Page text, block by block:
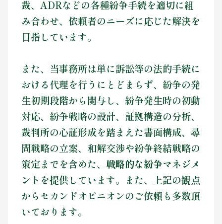
裁、ADRなどの各種紛争手続を適切に組
み合わせ、依頼者のニーズに応じた解決を
目指しています。
また、当事務所は単に訴訟等の法的手続に
おける代理を行うにとどまらず、紛争の発
生初期段階から関与し、紛争発生時の初動
対応、紛争戦略の設計、証拠構造の分析、
裁判所の心証形成を踏まえた書面構成、尋
問戦略の立案、和解交渉や紛争終結戦略の
策定までを含めた、 戦略的な紛争マネジメ
ント を提供しています。また、上記の観点
からセカンドオピニオンのご依頼も多数頂
いております。